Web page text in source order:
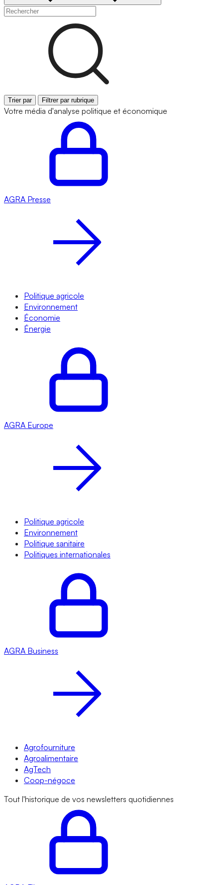
Trier par Filtrer par rubrique
Votre média d'analyse politique et économique
AGRA Presse
Politique agricole
Environnement
Économie
Énergie
AGRA Europe
Politique agricole
Environnement
Politique sanitaire
Politiques internationales
AGRA Business
Agrofourniture
Agroalimentaire
AgTech
Coop-négoce
Tout l'historique de vos newsletters quotidiennes